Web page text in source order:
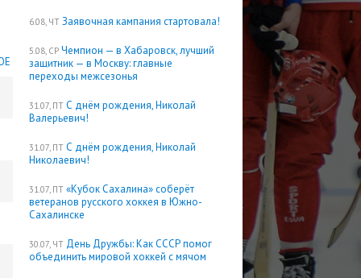
6.08, ЧТ Заявочная кампания стартовала!
5.08, СР Чемпион — в Хабаровск, лучший
защитник — в Москву: главные
переходы межсезонья
31.07, ПТ С днём рождения, Николай
Валерьевич!
31.07, ПТ С днём рождения, Николай
Николаевич!
31.07, ПТ «Кубок Сахалина» соберёт
ветеранов русского хоккея в Южно-
Сахалинске
30.07, ЧТ День Дружбы: Как СССР помог
объединить мировой хоккей с мячом